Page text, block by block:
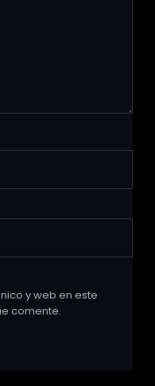
y web en este
comente.